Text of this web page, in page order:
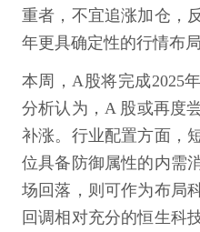
重者，不宜追涨加仓，
年更具确定性的行情布局
本周，A股将完成2025
分析认为，A 股或再度
补涨。行业配置方面，
位具备防御属性的内需
场回落，则可作为布局
回调相对充分的恒生科